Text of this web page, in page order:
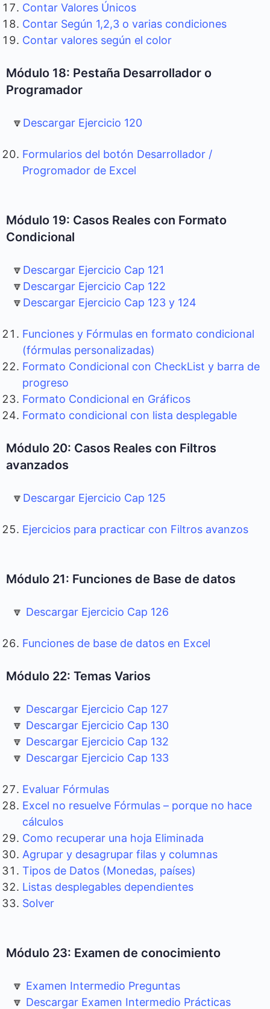
Contar Valores Únicos
Contar Según 1,2,3 o varias condiciones
Contar valores según el color
Módulo 18: Pestaña Desarrollador o
Programador
🔽 Descargar Ejercicio 120
Formularios del botón Desarrollador /
Progromador de Excel
Módulo 19: Casos Reales con Formato
Condicional
🔽 Descargar Ejercicio Cap 121
🔽 Descargar Ejercicio Cap 122
🔽 Descargar Ejercicio Cap 123 y 124
Funciones y Fórmulas en formato condicional
(fórmulas personalizadas)
Formato Condicional con CheckList y barra de
progreso
Formato Condicional en Gráficos
Formato condicional con lista desplegable
Módulo 20: Casos Reales con Filtros
avanzados
🔽 Descargar Ejercicio Cap 125
Ejercicios para practicar con Filtros avanzos
Módulo 21: Funciones de Base de datos
🔽 Descargar Ejercicio Cap 126
Funciones de base de datos en Excel
Módulo 22: Temas Varios
🔽 Descargar Ejercicio Cap 127
🔽 Descargar Ejercicio Cap 130
🔽 Descargar Ejercicio Cap 132
🔽 Descargar Ejercicio Cap 133
Evaluar Fórmulas
Excel no resuelve Fórmulas – porque no hace
cálculos
Como recuperar una hoja Eliminada
Agrupar y desagrupar filas y columnas
Tipos de Datos (Monedas, países)
Listas desplegables dependientes
Solver
Módulo 23: Examen de conocimiento
🔽 Examen Intermedio Preguntas
🔽 Descargar Examen Intermedio Prácticas